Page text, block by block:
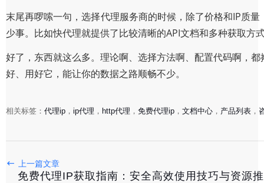
末尾再啰嗦一句，选择代理服务商的时候，除了价格和IP质
少事。比如快代理就提供了比较清晰的API文档和多种获取方
好了，东西就这么多。理论啊、选择方法啊、配置代码啊，
好、用好它，能让你的数据之路顺畅不少。
相关标签： 代理ip ， ip代理 ， http代理 ， 免费代理ip ， 文档中心 ， 产品列表 ，
上一篇文章
免费代理IP获取指南：安全高效使用技巧与资源
2025-10-27
2025年最新IP节点购买全攻略：高匿名静态住宅IP选购指
2025-10-27